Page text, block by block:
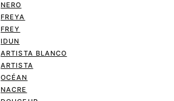
NERO
FREYA
FREY
IDUN
ARTISTA BLANCO
ARTISTA
OCÉAN
NACRE